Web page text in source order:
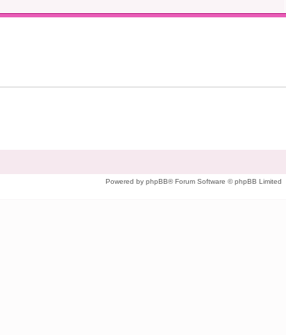
Powered by phpBB® Forum Software © phpBB Limited